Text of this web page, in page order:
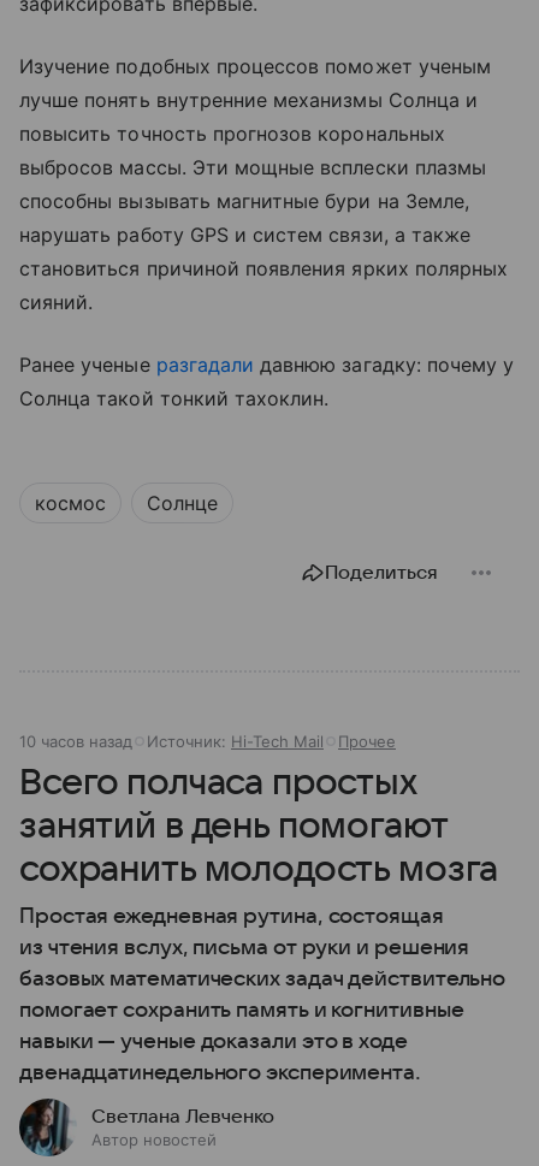
Изучение подобных процессов поможет ученым
лучше понять внутренние механизмы Солнца и
повысить точность прогнозов корональных
выбросов массы. Эти мощные всплески плазмы
способны вызывать магнитные бури на Земле,
нарушать работу GPS и систем связи, а также
становиться причиной появления ярких полярных
сияний.
Ранее ученые разгадали давнюю загадку: почему у
Солнца такой тонкий тахоклин.
космос Солнце
Поделиться
10 часов назад Источник: Hi-Tech Mail Прочее
Всего полчаса простых
занятий в день помогают
сохранить молодость мозга
Простая ежедневная рутина, состоящая
из чтения вслух, письма от руки и решения
базовых математических задач действительно
помогает сохранить память и когнитивные
навыки — ученые доказали это в ходе
двенадцатинедельного эксперимента.
Светлана Левченко
Автор новостей